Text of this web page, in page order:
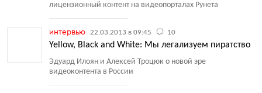
лицензионный контент на видеопорталах Рунета
интервью 22.03.2013 в 09:45 10
Yellow, Black and White: Мы легализуем пиратство
Эдуард Илоян и Алексей Троцюк о новой эре
видеоконтента в России